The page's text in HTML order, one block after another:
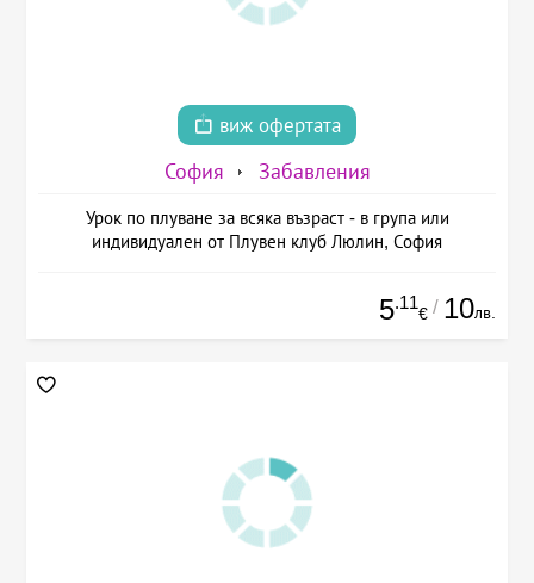
виж офертата
София Забавления
Урок по плуване за всяка възраст - в група или
индивидуален от Плувен клуб Люлин, София
5.11
€ / 10лв.